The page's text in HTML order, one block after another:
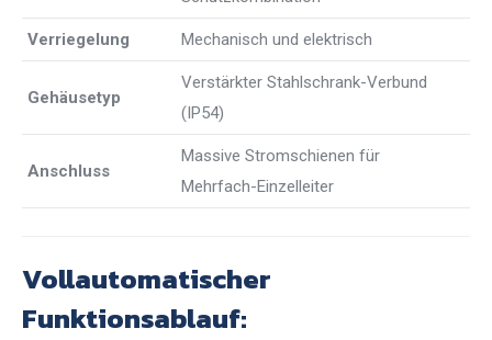
Verriegelung Mechanisch und elektrisch
Gehäusetyp
Verstärkter Stahlschrank-Verbund
(IP54)
Anschluss
Massive Stromschienen für
Mehrfach-Einzelleiter
Vollautomatischer
Funktionsablauf: